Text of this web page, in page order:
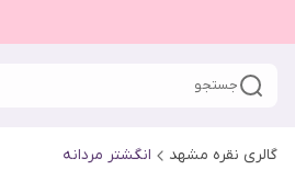
جستجو
گالری نقره مشهد انگشتر مردانه